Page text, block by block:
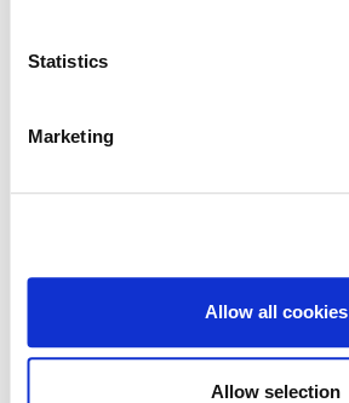
Statistics
Marketing
Allow all cookies
Allow selection